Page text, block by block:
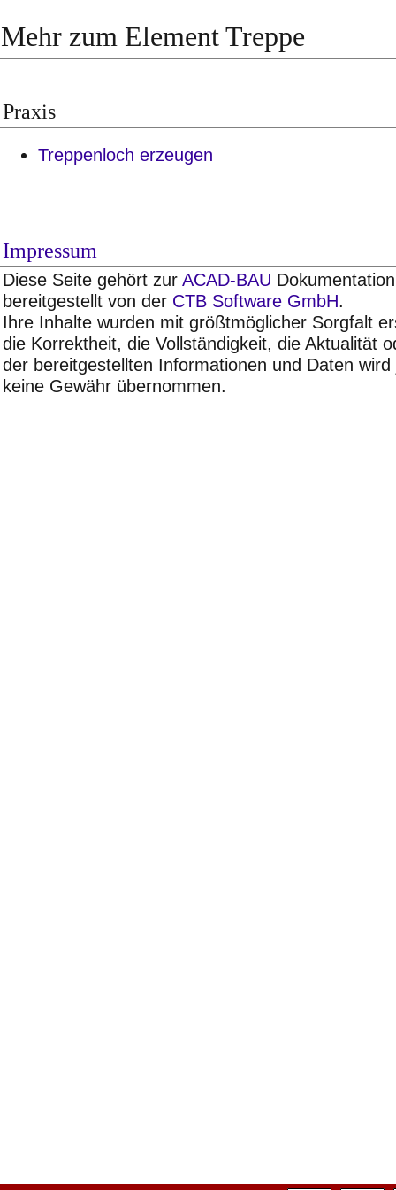
Mehr zum Element Treppe
Praxis
Treppenloch erzeugen
Impressum
Diese Seite gehört zur ACAD-BAU
bereitgestellt von der CTB Software GmbH.
Ihre Inhalte wurden mit größtmöglicher Sorgfalt
die Korrektheit, die Vollständigkeit, die Aktualität
der bereitgestellten Informationen und Daten wird
keine Gewähr übernommen.